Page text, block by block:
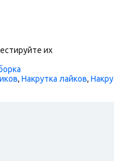
их
, Накрутка лайков,